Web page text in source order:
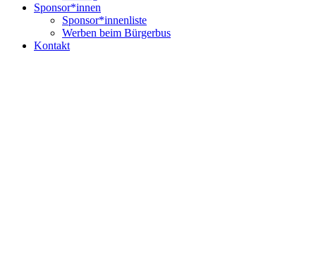
Sponsor*innen
Sponsor*innenliste
Werben beim Bürgerbus
Kontakt